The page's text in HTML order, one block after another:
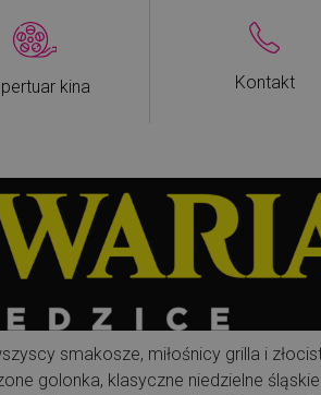
kina Kontakt
smakosze, miłośnicy grilla i
golonka, klasyczne niedzielne śląskie